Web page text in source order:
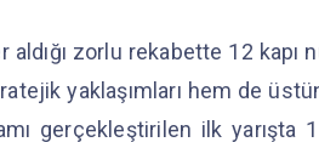
zorlu rekabette 12 kapı
yaklaşımları hem de
gerçekleştirilen ilk